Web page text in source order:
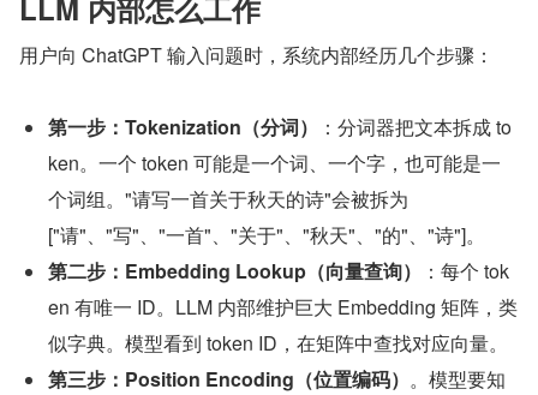
LLM 内部怎么工作
用户向 ChatGPT 输入问题时，系统内部经历几个步骤：
第一步：Tokenization（分词）
：分词器把文本拆成 to
ken。一个 token 可能是一个词、一个字，也可能是一
个词组。"请写一首关于秋天的诗"会被拆为
["请"、"写"、"一首"、"关于"、"秋天"、"的"、"诗"]。
第二步：Embedding Lookup（向量查询）
：每个 tok
en 有唯一 ID。LLM 内部维护巨大 Embedding 矩阵，类
似字典。模型看到 token ID，在矩阵中查找对应向量。
第三步：Position Encoding（位置编码） 。模型要知